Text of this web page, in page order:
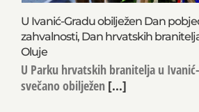
U Ivanić-Gradu obilježen Dan
zahvalnosti, Dan hrvatskih
Oluje
U Parku hrvatskih branitelja u
svečano obilježen [...]